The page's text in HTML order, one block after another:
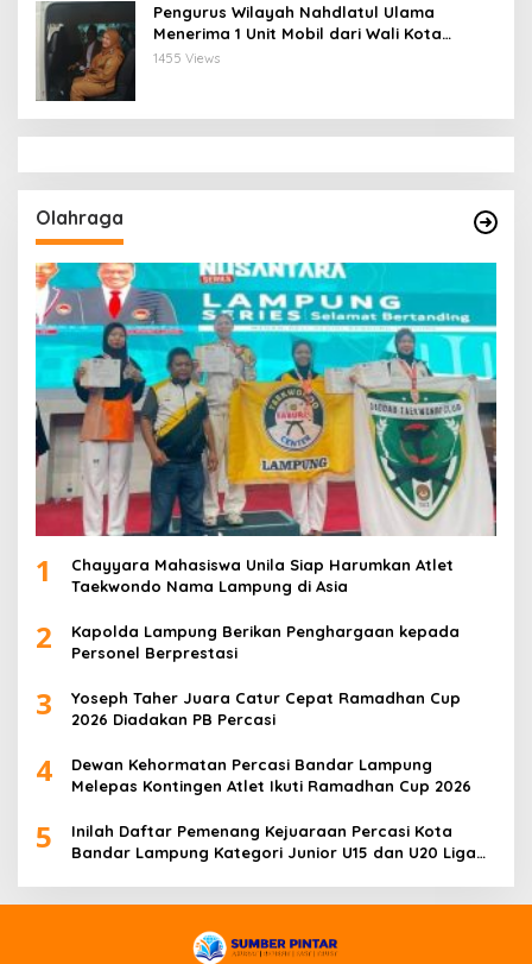
Pengurus Wilayah Nahdlatul Ulama
Menerima 1 Unit Mobil dari Wali Kota
Bandar Lampung
1455 Views
Olahraga
1
Chayyara Mahasiswa Unila Siap Harumkan Atlet
Taekwondo Nama Lampung di Asia
2
Kapolda Lampung Berikan Penghargaan kepada
Personel Berprestasi
3
Yoseph Taher Juara Catur Cepat Ramadhan Cup
2026 Diadakan PB Percasi
4
Dewan Kehormatan Percasi Bandar Lampung
Melepas Kontingen Atlet Ikuti Ramadhan Cup 2026
5
Inilah Daftar Pemenang Kejuaraan Percasi Kota
Bandar Lampung Kategori Junior U15 dan U20 Liga